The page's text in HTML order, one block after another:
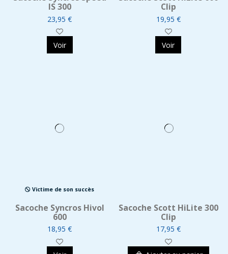
IS 300
23,95 €
Voir
Clip
19,95 €
Voir
Victime de son succès
Sacoche Syncros Hivol
600
18,95 €
Sacoche Scott HiLite 300
Clip
17,95 €